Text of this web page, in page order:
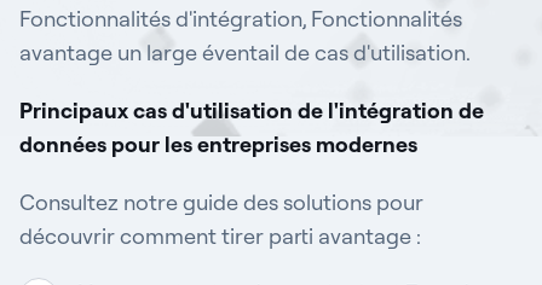
Fonctionnalités d'intégration, Fonctionnalités
avantage un large éventail de cas d'utilisation.
Principaux cas d'utilisation de l'intégration de
données pour les entreprises modernes
Consultez notre guide des solutions pour
découvrir comment tirer parti avantage :